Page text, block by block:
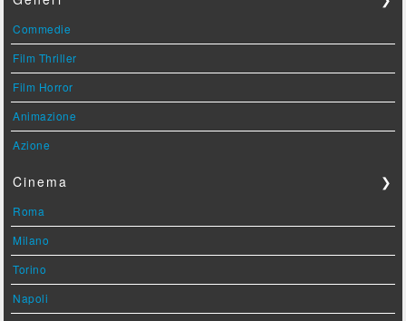
Commedie
Film Thriller
Film Horror
Animazione
Azione
Cinema ❯
Roma
Milano
Torino
Napoli